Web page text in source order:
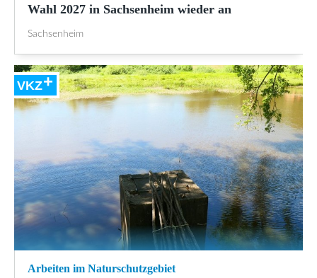
Wahl 2027 in Sachsenheim wieder an
Sachsenheim
VKZ
Arbeiten im Naturschutzgebiet